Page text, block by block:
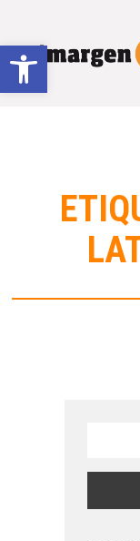
Abrir barra de herramientas